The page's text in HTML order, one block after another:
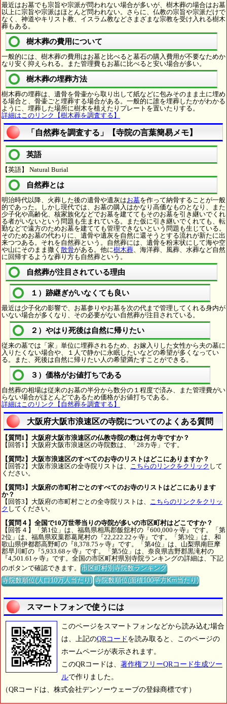
最近はお墓でも宗旨や宗派が問われない場合が多いが、樹木葬の場合はお墓
以上に宗旨や宗派はほとんど問われない。さらに、仏教の宗旨や宗派だけで
なく、神道やキリスト教、イスラム教などさまざまな宗教を受け入れる樹木
葬もある。
樹木葬の費用について
一般的には、樹木葬の費用はお墓と比べると墓石の購入費用が不要なためか
なり安く抑えられる。また管理費もお墓に比べると安い場合が多い。
樹木葬の埋葬方法
樹木葬の埋葬は、遺骨を骨壷から取り出して紙などに包みそのまま土に埋め
る場合と、骨壷ごと埋葬する場合がある。一般的に誰を埋葬したかがわかる
ように、埋葬した場所に樹木を植えたりプレートを置いたりする。
詳細はこのリンク【樹木葬を調査する】
「自然葬を調査する」【寺院の言葉簡易メモ】
英語
【英語】 Natural Burial
自然葬とは
明治時代以降、火葬した後の遺骨や遺灰はお墓を作って納骨することが一般
的であった。しかし現代では、お墓の購入はかなり高価なものとなり、また
少子化や高齢化、核家族化などでお墓を建ててもそのお墓を引き継いでくれ
る者がいないという問題も生まれている。また仮に引き継いでくれても、転
勤などで遠方のためお墓を建てても管理できないという問題も生じている。
そのためお墓の代わりに、遺骨や遺灰を自然に還そうとする流れが新たに出
来つつある。それを自然葬という。自然葬には、遺骨を粉末状にして海や空
や山にそのまま撒く 散骨がある。他に樹木葬 、海洋葬、風葬、水葬など自然
に回帰するような葬り方も自然葬という。
自然葬が注目されている理由
１）跡継ぎがいなくても良い
最近は少子化の影響で、お墓参りやお墓を次の代まで管理してくれる身内が
いない場合が多くなり、その必要がない自然葬が注目されている。
２）やはり死後は自然に帰りたい
従来の墓では「家」単位に埋葬されるため、お嫁入りした女性から夫の墓に
入りたくない場合や、１人で静かに永眠したいなどの希望が多くなってい
る。また、死後は自然に帰りたい人の希望満たすことができる。
３）価格がお値打ちである
自然葬の相場は従来のお墓の半分から数分の１程度で済み、また管理費がい
らない場合がほとんどであるため価格がお値打ちである。
詳細はこのリンク【自然葬を調査する】
大阪府大阪市浪速区の寺院についてのよくある質問
【質問1】大阪府大阪市浪速区の仏教寺院の数は何カ寺ですか？
【回答1】大阪府大阪市浪速区の寺院数は、「28カ寺」です。
【質問2】大阪市浪速区のすべてのお寺のリストはどこにありますか？
【回答2】大阪市浪速区の全寺院リストは、
こちらのリンクをクリック して
ください。
【質問3】大阪府の市町村ごとのすべてのお寺のリストはどこにあります
か？
【回答3】大阪府の市町村ごとの全寺院リストは、
こちらのリンクをクリッ
ク してください。
【質問４】全国で10万世帯当りの寺院が多いの市区町村はどこですか？
【回答４】「第1位」は、福島県相馬郡飯舘村の『600,000ヶ寺』です。「第
2位」は、福島県双葉郡葛尾村の『22,222.22ヶ寺』です。「第3位」は、和
歌山県伊都郡高野町の『8,378.75ヶ寺』です。「第4位」は、山梨県南巨摩
郡早川町の『5,933.68ヶ寺』です。「第5位」は、奈良県吉野郡黒滝村の
『4,501.61ヶ寺』です。全国の市区町村県別寺院ランキングの詳細は、下記
のボタンで確認できます。市区町村別寺院数ランキング
寺院数順位(人口10万人当たり) 寺院数順位(面積100平方Km当たり)
スマートフォンで使うには
このページをスマートフォンなどから読み込む場合
は、上記のQRコード を読み取ると、このページの
ホームページが表示されます。
このQRコードは、 著作権フリーQRコード生成ツー
ルで作りました。
（QRコードは、株式会社デンソーウェーブの登録商標です）